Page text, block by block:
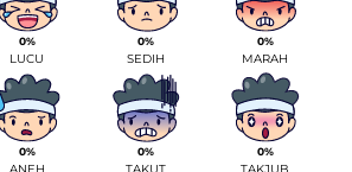
0%
LUCU
0%
SEDIH
0%
MARAH
0% 0% 0%